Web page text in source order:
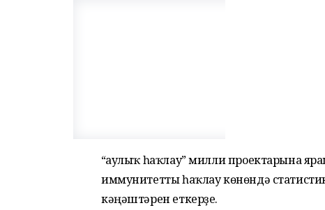
“Һаулыҡ һаҡлау” милли проектарына
иммунитетты һаҡлау көнөндә
кәңәштәрен еткерҙе.